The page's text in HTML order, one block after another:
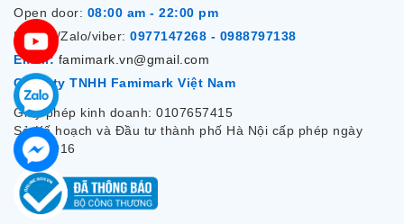
Open door: 08:00 am - 22:00 pm
Hotline/Zalo/viber: 0977147268 - 0988797138
Email: famimark.vn@gmail.com
Công ty TNHH Famimark Việt Nam
Giấy phép kinh doanh: 0107657415
Sở Kế hoạch và Đầu tư thành phố Hà Nội cấp phép ngày
7/12/2016